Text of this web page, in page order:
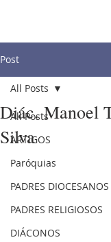
Post
All Posts
ARTIGOS
Paróquias
PADRES DIOCESANOS
PADRES RELIGIOSOS
DIÁCONOS
All Posts
Diác. Manoel
Silva